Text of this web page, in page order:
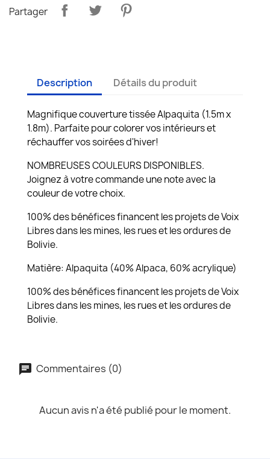
Partager
Description Détails du produit
Magnifique couverture tissée Alpaquita (1.5m x
1.8m). Parfaite pour colorer vos intérieurs et
réchauffer vos soirées d'hiver!
NOMBREUSES COULEURS DISPONIBLES.
Joignez à votre commande une note avec la
couleur de votre choix.
100% des bénéfices financent les projets de Voix
Libres dans les mines, les rues et les ordures de
Bolivie.
Matière: Alpaquita (40% Alpaca, 60% acrylique)
100% des bénéfices financent les projets de Voix
Libres dans les mines, les rues et les ordures de
Bolivie.
Commentaires (0)
Aucun avis n'a été publié pour le moment.